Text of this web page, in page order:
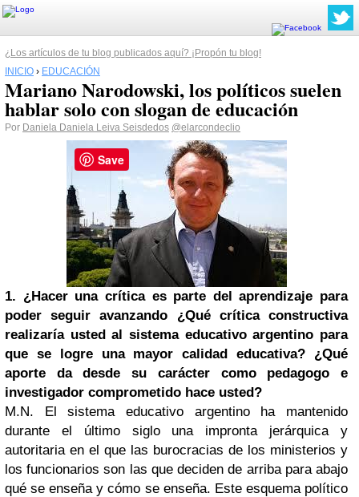
¿Los artículos de tu blog publicados aquí? ¡Propón tu blog!
INICIO › EDUCACIÓN
Mariano Narodowski, los políticos suelen
hablar solo con slogan de educación
Por Daniela Daniela Leiva Seisdedos @elarcondeclio
1. ¿Hacer una crítica es parte del aprendizaje para
poder seguir avanzando ¿Qué crítica constructiva
realizaría usted al sistema educativo argentino para
que se logre una mayor calidad educativa? ¿Qué
aporte da desde su carácter como pedagogo e
investigador comprometido hace usted?
M.N. El sistema educativo argentino ha mantenido
durante el último siglo una impronta jerárquica y
autoritaria en el que las burocracias de los ministerios y
los funcionarios son las que deciden de arriba para abajo
qué se enseña y cómo se enseña. Este esquema político
Save